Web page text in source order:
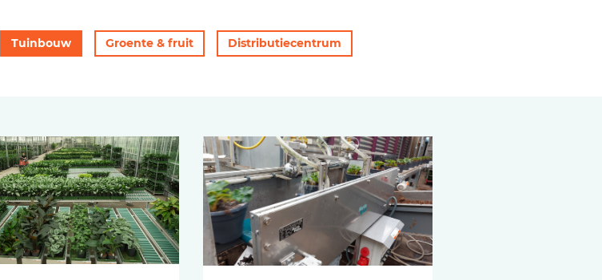
Tuinbouw Groente & fruit Distributiecentrum